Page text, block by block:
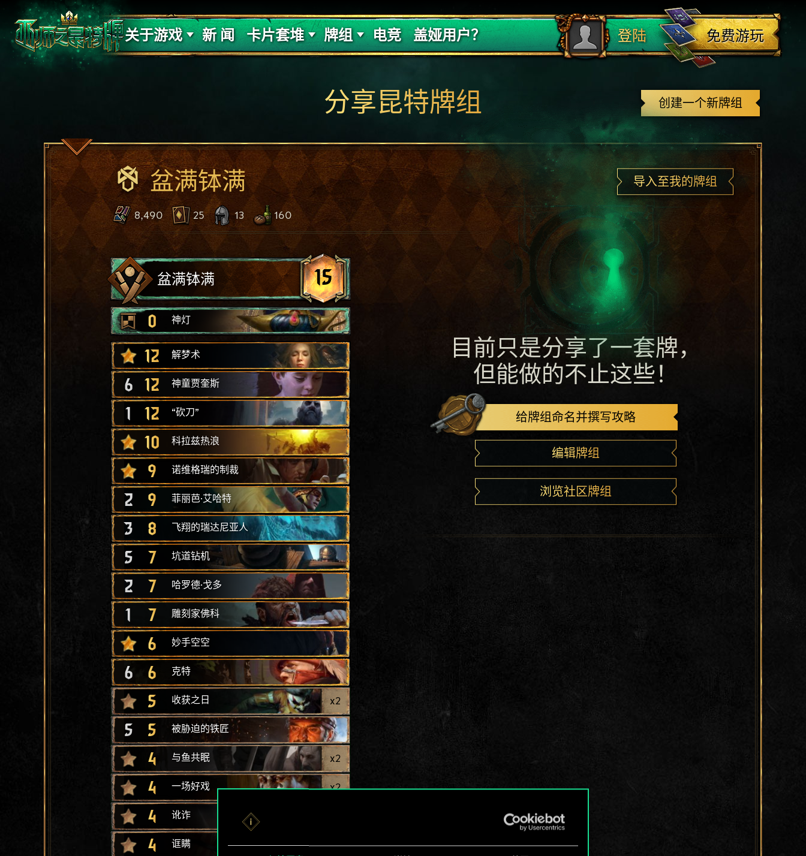
关于游戏
支持
新 闻 卡片套堆
力量的代价
牌组
牌组攻略
电竞 盖娅用户？ 登陆
登出
免费游玩
创建一个新牌组
分享昆特牌组
盆满钵满 导入至我的牌组
8,490 25 13 160
盆满钵满 15
0 神灯
12 解梦术
6 12 神童贾奎斯
1 12 “砍刀”
10 科拉兹热浪
9 诺维格瑞的制裁
2 9 菲丽芭·艾哈特
3 8 飞翔的瑞达尼亚人
5 7 坑道钻机
2 7 哈罗德·戈多
1 7 雕刻家佛科
6 妙手空空
6 6 克特
5 收获之日 x2
5 5 被胁迫的铁匠
4 与鱼共眠 x2
4 一场好戏 x2
4 讹诈
4 诓瞒
目前只是分享了一套牌，
但能做的不止这些！
给牌组命名并撰写攻略
编辑牌组
浏览社区牌组